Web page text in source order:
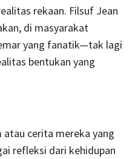
rekaan. Filsuf Jean
di masyarakat
yang fanatik—tak lagi
bentukan yang
atau cerita mereka yang
refleksi dari kehidupan